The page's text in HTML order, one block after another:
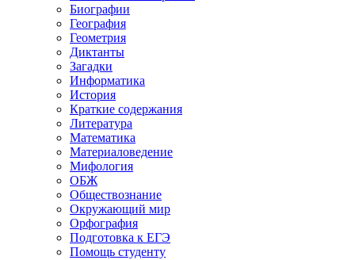
Биографии
География
Геометрия
Диктанты
Загадки
Информатика
История
Краткие содержания
Литература
Математика
Материаловедение
Мифология
ОБЖ
Обществознание
Окружающий мир
Орфография
Подготовка к ЕГЭ
Помощь студенту